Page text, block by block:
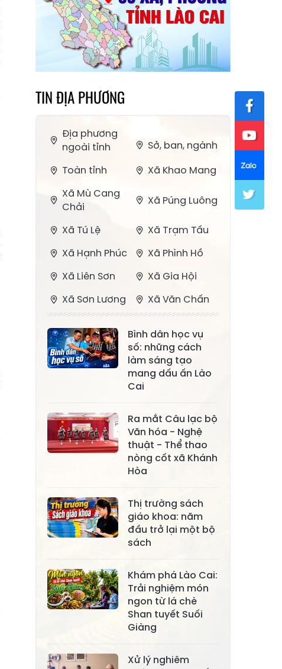
TIN ĐỊA PHƯƠNG
Địa phương
ngoài tỉnh
Sở, ban, ngành
Toàn tỉnh
Xã Khao Mang
Xã Mù Cang
Chải
Xã Púng Luông
Xã Tú Lệ
Xã Trạm Tấu
Xã Hạnh Phúc
Xã Phình Hồ
Xã Liên Sơn
Xã Gia Hội
Xã Sơn Lương
Xã Văn Chấn
Bằng La
Xã Chấn Thịnh
Xã Nghĩa Tâm
Xã Phong Dụ
Hạ
Xã Đông
Cuông
Xã Tân Hợp
Xã Mậu A Xã Xuân Ái
Xã Lục Yên
Xã Tân Lĩnh
Xã Khánh Hòa
Xã Phúc Lợi
Xã Yên Thành
Xã Thác Bà
Xã Yên Bình
Xã Bảo Ái
Xã Hưng
Bình dân học vụ
số: những cách
làm sáng tạo
mang dấu ấn Lào
Cai
Ra mắt Câu lạc bộ
Văn hóa - Nghệ
thuật - Thể thao
nòng cốt xã Khánh
Hòa
Thị trường sách
giáo khoa: năm
đầu trở lại một bộ
sách
Khám phá Lào Cai:
Trải nghiệm món
ngon từ lá chè
Shan tuyết Suối
Giàng
Xử lý nghiêm